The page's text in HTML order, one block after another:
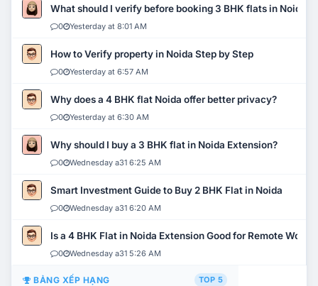
What should I verify before booking 3 BHK flats in Noida?
0 Yesterday at 8:01 AM
How to Verify property in Noida Step by Step
0 Yesterday at 6:57 AM
Why does a 4 BHK flat Noida offer better privacy?
0 Yesterday at 6:30 AM
Why should I buy a 3 BHK flat in Noida Extension?
0 Wednesday a31 6:25 AM
Smart Investment Guide to Buy 2 BHK Flat in Noida
0 Wednesday a31 6:20 AM
Is a 4 BHK Flat in Noida Extension Good for Remote Work?
0 Wednesday a31 5:26 AM
BẢNG XẾP HẠNG TOP 5